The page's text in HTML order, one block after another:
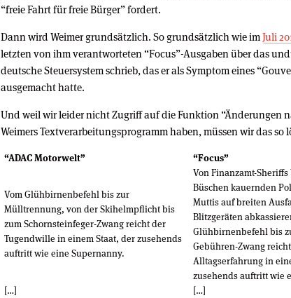
“freie Fahrt für freie Bürger” fordert.
Dann wird Weimer grundsätzlich. So grundsätzlich wie imJuli
letzten von ihm verantworteten “Focus”-Ausgaben über das
deutsche Steuersystem schrieb, das er als Symptom eines
ausgemacht hatte.
Und weil wir leider nicht Zugriff auf die Funktion “Änderungen
Weimers Textverarbeitungsprogramm haben, müssen wir das so
“ADAC Motorwelt” “Focus”
Vom Glühbirnenbefehl bis zur
Mülltrennung, von der Skihelmpflicht bis
zum Schornsteinfeger-Zwang reicht der
Tugendwille in einem Staat, der zusehends
auftritt wie eine Supernanny.
Von Finanzamt-
Büschen kauernden
Muttis auf breiten
Blitzgeräten
Glühbirnenbefehl bis
Gebühren-Zwang
Alltagserfahrung in
zusehends auftritt wie
[…]
[…]